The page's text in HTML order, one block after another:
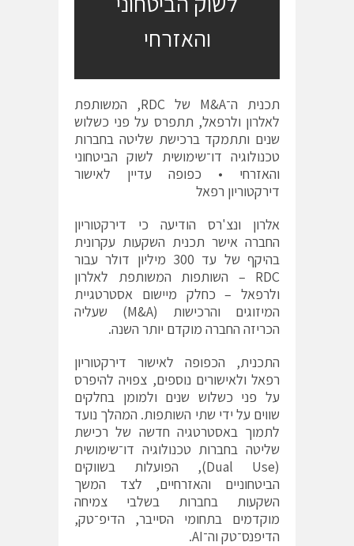
והאזרחי
תכנית ה־M&A של RDC, המשותפת
לאלרון ולרפאל, תתפרס על פני כשלוש
שנים ותתמקד ברכישת שליטה בחברות
טכנולוגיה דו־שימושית לשוק הביטחוני
והאזרחי • כפופה עדיין לאישור
דירקטוריון רפאל
אלרון ונצ'רס הודיעה כי דירקטוריון
החברה אישר תכנית השקעות עקרונית
בהיקף של עד 300 מיליון דולר עבור
RDC – השותפות המשותפת לאלרון
ולרפאל – כחלק מיישום אסטרטגיית
המיזוגים והרכישות (M&A) שעליה
הכריזה החברה מוקדם יותר השנה.
התכנית, הכפופה לאישור דירקטוריון
רפאל ולאישורים נוספים, צפויה להיפרס
על פני כשלוש שנים ולמומן בחלקים
שווים על ידי שתי השותפות. המהלך נועד
לתמוך באסטרטגיה חדשה של רכישת
שליטה בחברות טכנולוגיה דו־שימושית
(Dual Use), הפועלות בשווקים
הביטחוניים והאזרחיים, לצד המשך
השקעות בחברות בשלבי צמיחה
מוקדמים בתחומי הסייבר, הדיפ־טק,
הדיפנס־טק וה־AI.